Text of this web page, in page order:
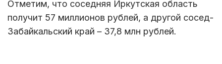
Отметим, что соседняя Иркутская область
получит 57 миллионов рублей, а другой сосед-
Забайкальский край – 37,8 млн рублей.